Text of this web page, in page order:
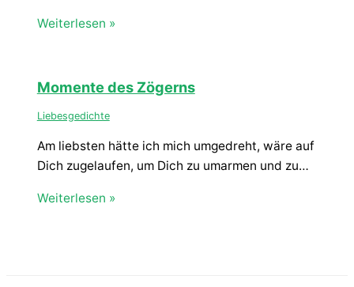
Weiterlesen »
Momente des Zögerns
Liebesgedichte
Am liebsten hätte ich mich umgedreht, wäre auf
Dich zugelaufen, um Dich zu umarmen und zu…
Weiterlesen »